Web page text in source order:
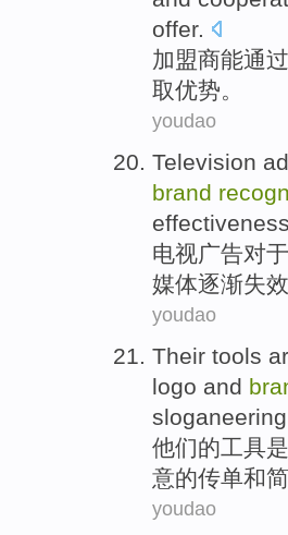
offer.
加盟商能通过
取优势。
youdao
Television
brand
电视广告对于
媒体逐渐失效
youdao
Their tools
logo and
sloganeering
他们的工具是
意的传单和
youdao